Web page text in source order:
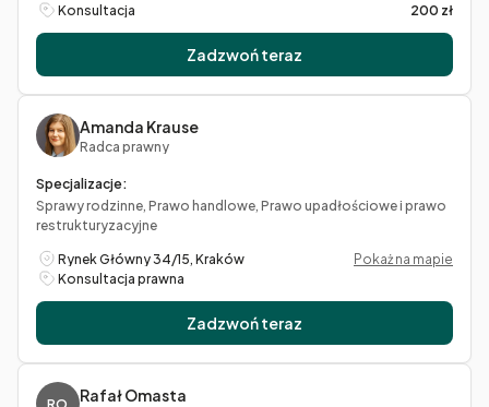
Konsultacja
200 zł
Zadzwoń teraz
Amanda Krause
Radca prawny
Specjalizacje:
Sprawy rodzinne, Prawo handlowe, Prawo upadłościowe i prawo
restrukturyzacyjne
Rynek Główny 34/15, Kraków
Pokaż na mapie
Konsultacja prawna
Zadzwoń teraz
RO Rafał Omasta